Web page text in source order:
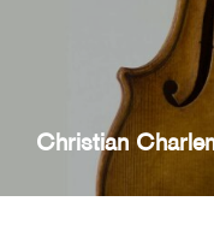
Christian